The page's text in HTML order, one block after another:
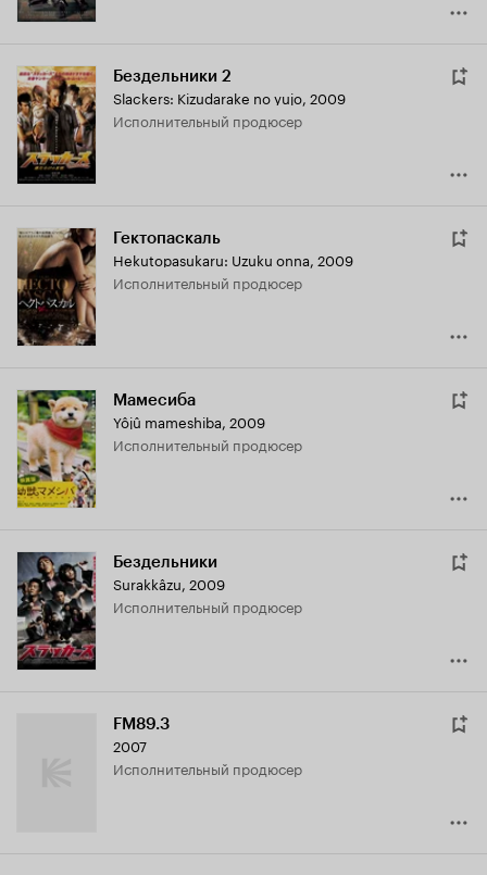
Бездельники 2
Slackers: Kizudarake no yujo, 2009
исполнительный продюсер
Гектопаскаль
Hekutopasukaru: Uzuku onna, 2009
исполнительный продюсер
Мамесиба
Yôjû mameshiba, 2009
исполнительный продюсер
Бездельники
Surakkâzu, 2009
исполнительный продюсер
FM89.3
2007
исполнительный продюсер